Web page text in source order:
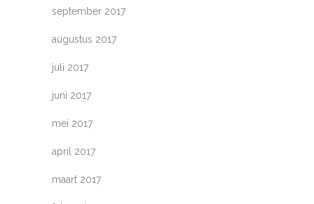
september 2017
augustus 2017
juli 2017
juni 2017
mei 2017
april 2017
maart 2017